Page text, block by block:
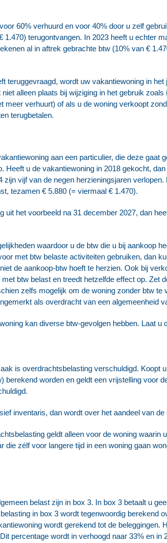
60% verhuurd en voor 40% door u zelf
1.470) terugontvangen. In 2023 heeft u echter
al in aftrek gebrachte btw (10% van €
teruggevraagd, wordt uw vakantiewoning in
alleen plaats bij wijziging in het gebruik
meer verhuurt) of als u de woning verkoopt
terugbetalen.
aan een particulier, die deze
Heeft u de vakantiewoning in 2018 gekocht,
zijn vijf van de negen herzieningsjaren
tezamen € 5.880 (= viermaal € 1.470).
uit het voorbeeld na 31 december 2027, dan
waardoor u de btw die u bij aankoop
met btw belaste activiteiten gebruiken, dan
de aankoop-btw hoeft te herzien. Ook bij
btw belast en treedt hetzelfde effect op. Zet
zelfs mogelijk om de woning zonder btw
als overdracht van een algemeenheid
kan diverse btw-gevolgen hebben. Laat
is overdrachtsbelasting verschuldigd. Koopt
berekend worden en geldt een vrijstelling voor
inventaris, dan wordt over het aandeel van
geldt alleen voor de woning
die zélf voor langere tijd in een woning gaan
belast zijn in box 3. In box 3 betaalt u
in box 3 wordt tegenwoordig berekend
wordt gerekend tot de
percentage wordt in verhoogd naar 33% en in